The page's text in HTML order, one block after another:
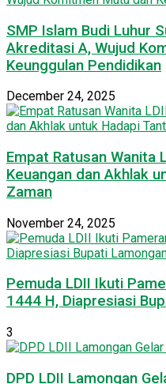
SMP Islam Budi Luhur
Akreditasi A, Wujud
Keunggulan Pendidikan
December 24, 2025
Empat Ratusan Wanita
Keuangan dan Akhlak
Zaman
November 24, 2025
Pemuda LDII Ikuti
1444 H, Diapresiasi
3
DPD LDII Lamongan